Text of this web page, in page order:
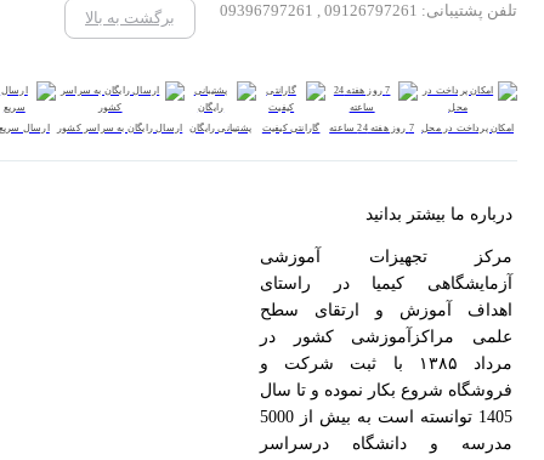
تلفن پشتیبانی: 09126797261 , 09396797261 برگشت به بالا
امکان پرداخت در محل 7 روز هفته 24 ساعته گارانتی کیفیت پشتیبانی رایگان ارسال رایگان به سراسر کشور ارسال سریع
درباره ما بیشتر بدانید
مرکز تجهیزات آموزشی
آزمایشگاهی کیمیا در راستای
اهداف آموزش و ارتقای سطح
علمی مراکزآموزشی کشور در
مرداد ۱۳۸۵ با ثبت شرکت و
فروشگاه شروع بکار نموده و تا سال
1405 توانسته است به بیش از 5000
مدرسه و دانشگاه درسراسر